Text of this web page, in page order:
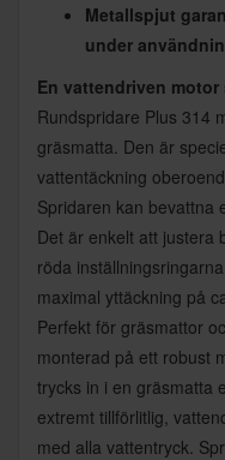
Metallspjut
under
En vattendriven
Rundspridare Plus 314
gräsmatta. Den är
vattentäckning
Spridaren kan bevattna
Det är enkelt att justera
röda
maximal yttäckning på
Perfekt för gräsmattor
monterad på ett robust
trycks in i en gräsmatta
extremt tillförlitlig,
med alla vattentryck.